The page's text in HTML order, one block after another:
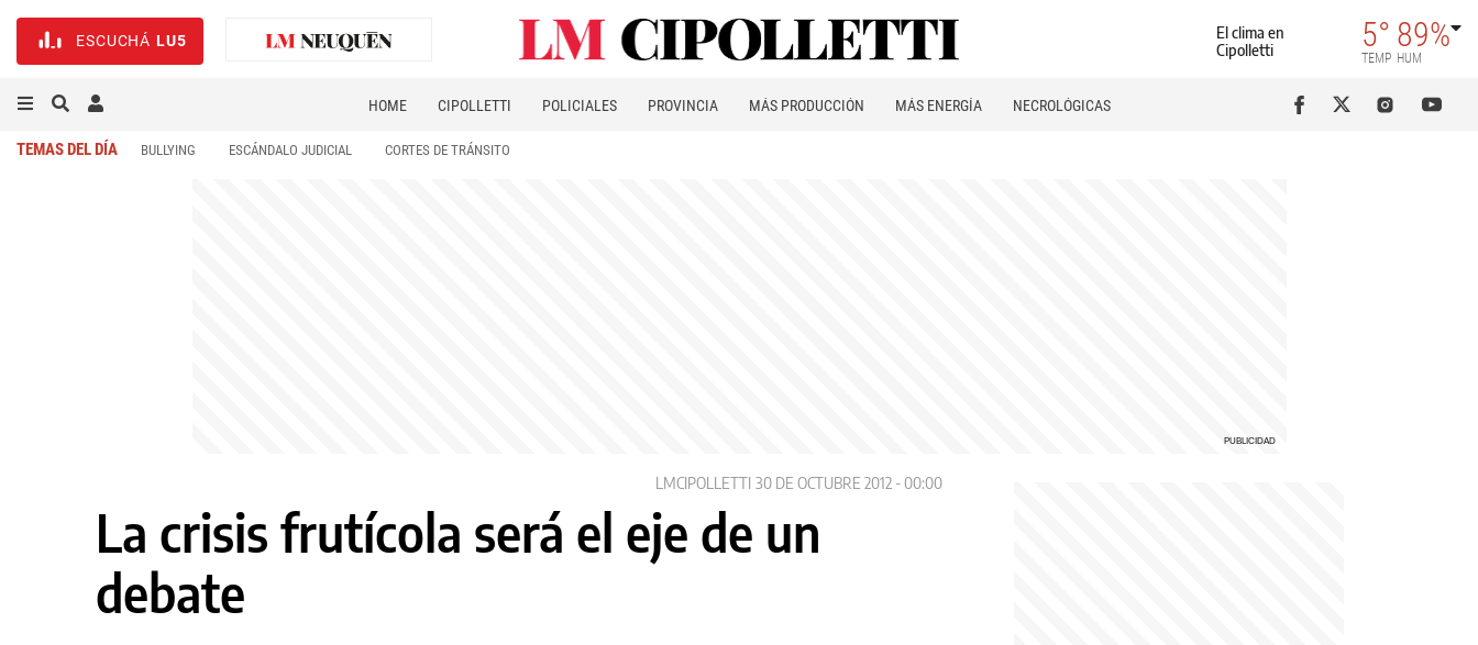
ESCUCHÁ LU5
El clima en
Cipolletti
5°
TEMP
89%
HUM
HOME CIPOLLETTI POLICIALES PROVINCIA MÁS PRODUCCIÓN MÁS ENERGÍA NECROLÓGICAS
TEMAS DEL DÍA BULLYING ESCÁNDALO JUDICIAL CORTES DE TRÁNSITO
LMCIPOLLETTI 30 DE OCTUBRE 2012 - 00:00
La crisis frutícola será el eje de un
debate